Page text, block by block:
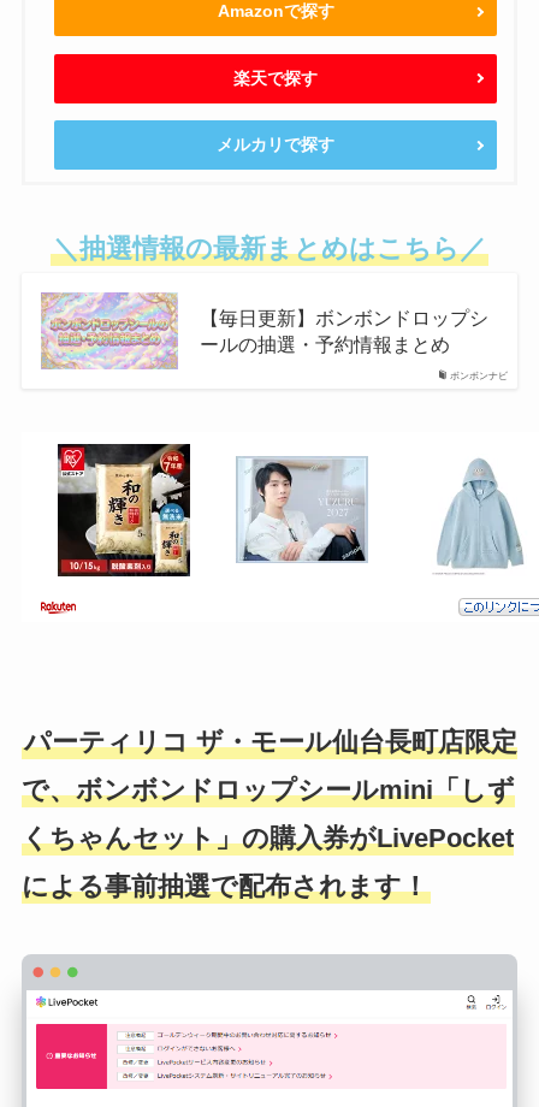
Amazonで探す
楽天で探す
メルカリで探す
＼抽選情報の最新まとめはこちら／
ボンボンナビ
【毎日更新】ボンボンドロップシ
ールの抽選・予約情報まとめ
パーティリコ ザ・モール仙台長町店限定
で、ボンボンドロップシールmini「しず
くちゃんセット」の購入券がLivePocket
による事前抽選で配布されます！